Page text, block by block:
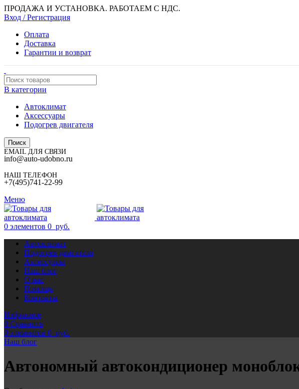
ПРОДАЖА И УСТАНОВКА. РАБОТАЕМ С НДС.
Вход / Регистрация
Оплата
Доставка
Гарантии и возврат
В категории
Автоклимат
Аксессуары
Подогрев двигателя
Поиск
EMAIL ДЛЯ СВЯЗИ
info@auto-udobno.ru
НАШ ТЕЛЕФОН
+7(495)741-22-99
Меню
0 элементов 0 руб.
Автоклимат
Подогрев двигателя
Аксессуары
Наш блог
О нас
Помощь
Контакты
Избранное
0 Сравнить
0 элементов 0 руб.
Наш блог
Автономный автокондиционер